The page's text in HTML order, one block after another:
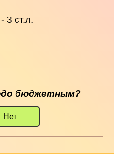
3 ст.л.
бюджетным?
Нет